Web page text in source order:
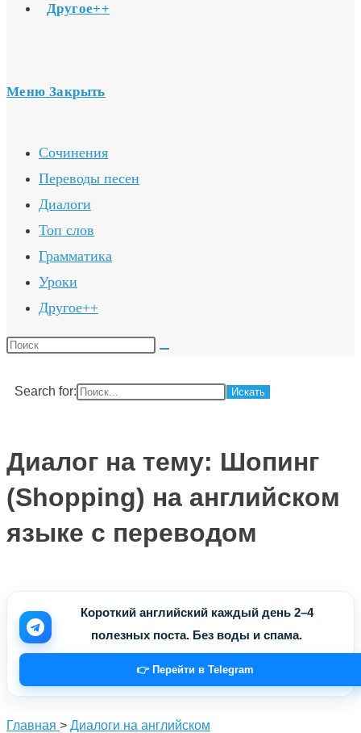
Другое++
Меню Закрыть
Сочинения
Переводы песен
Диалоги
Топ слов
Грамматика
Уроки
Другое++
Поиск
сайте
Search for:
Диалог на тему: Шопинг
(Shopping) на английском
языке с переводом
Короткий английский каждый день 2–4
полезных поста. Без воды и спама.
👉 Перейти в Telegram
Главная > Диалоги на английском